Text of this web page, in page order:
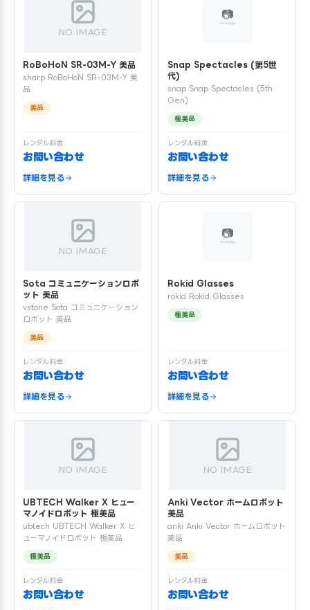
NO IMAGE
RoBoHoN SR-03M-Y 美品
sharp RoBoHoN SR-03M-Y 美
品
美品
レンタル料金
お問い合わせ
詳細を見る
Snap Spectacles (第5世
代)
snap Snap Spectacles (5th
Gen)
極美品
レンタル料金
お問い合わせ
詳細を見る
NO IMAGE
Sota コミュニケーションロボ
ット 美品
vstone Sota コミュニケーション
ロボット 美品
美品
レンタル料金
お問い合わせ
詳細を見る
Rokid Glasses
rokid Rokid Glasses
極美品
レンタル料金
お問い合わせ
詳細を見る
NO IMAGE
UBTECH Walker X ヒュー
マノイドロボット 極美品
ubtech UBTECH Walker X ヒ
ューマノイドロボット 極美品
極美品
レンタル料金
お問い合わせ
NO IMAGE
Anki Vector ホームロボット
美品
anki Anki Vector ホームロボット
美品
美品
レンタル料金
お問い合わせ